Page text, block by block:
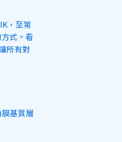
，至第
式。看
所有對
基質層